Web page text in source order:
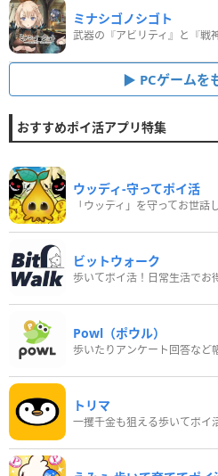
ミナシゴノシゴト
PCゲームを
おすすめポイ活アプリ特集
ウッディ‐守ってポイ活
「ウッディ」を守ってお世話
ビットウォーク
Powl（ポウル）
トリマ
一攫千金も狙える歩いてポイ